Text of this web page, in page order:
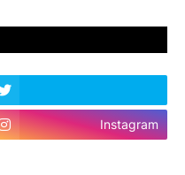
Instagram